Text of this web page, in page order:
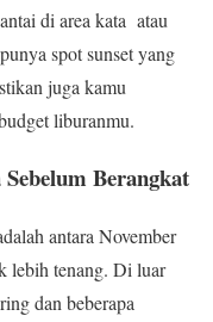
di area kata atau
spot sunset yang
juga kamu
liburanmu.
Berangkat
antara November
lebih tenang. Di luar
dan beberapa